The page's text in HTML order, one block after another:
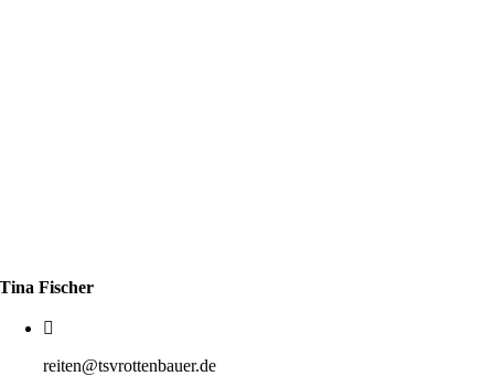
Tina Fischer
reiten@tsvrottenbauer.de